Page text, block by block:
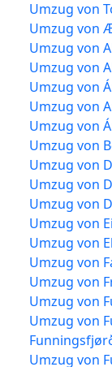
Umzug von
Umzug von
Umzug von
Umzug von
Umzug von
Umzug von
Umzug von
Umzug von
Umzug von
Umzug von
Umzug von
Umzug von
Umzug von
Umzug von
Umzug von
Umzug von
Umzug von
Umzug von